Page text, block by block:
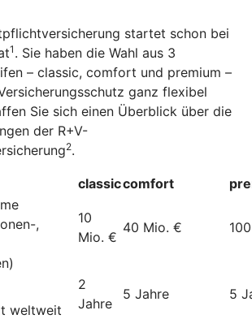
startet schon bei
1 . Sie haben die Wahl aus 3
– classic, comfort und premium –
ganz flexibel
Sie sich einen Überblick über die
der R+V-
2.
classiccomfort
,
10
Mio. €
40 Mio. €
weltweit
2
Jahre
5 Jahre 5